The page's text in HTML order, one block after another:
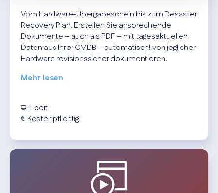
Vom Hardware-Übergabeschein bis zum Desaster
Recovery Plan. Erstellen Sie ansprechende
Dokumente – auch als PDF – mit tagesaktuellen
Daten aus Ihrer CMDB – automatisch! von jeglicher
Hardware revisionssicher dokumentieren.
Mehr lesen
i-doit
Kostenpflichtig